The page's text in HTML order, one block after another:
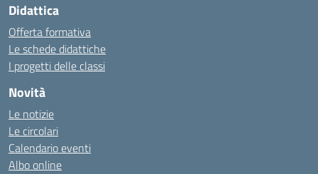
Didattica
Offerta formativa
Le schede didattiche
I progetti delle classi
Novità
Le notizie
Le circolari
Calendario eventi
Albo online